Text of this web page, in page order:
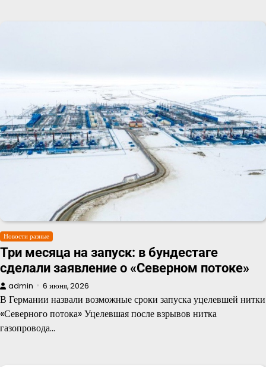
Новости разные
Три месяца на запуск: в бундестаге
сделали заявление о «Северном потоке»
admin 6 июня, 2026
В Германии назвали возможные сроки запуска уцелевшей нитки
«Северного потока» Уцелевшая после взрывов нитка
газопровода…